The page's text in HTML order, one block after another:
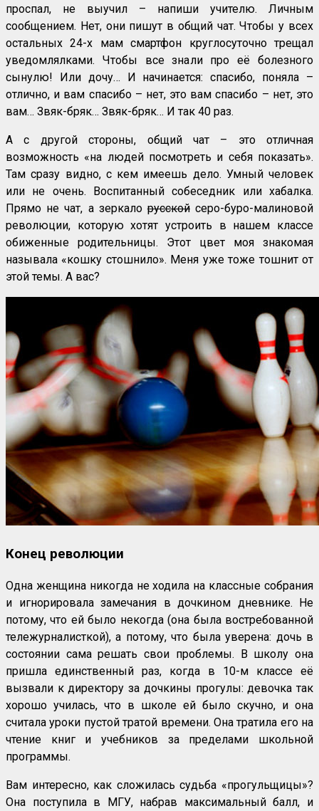
проспал, не выучил – напиши учителю. Личным
сообщением. Нет, они пишут в общий чат. Чтобы у всех
остальных 24-х мам смартфон круглосуточно трещал
уведомлялками. Чтобы все знали про её болезного
сынулю! Или дочу… И начинается: спасибо, поняла –
отлично, и вам спасибо – нет, это вам спасибо – нет, это
вам… Звяк-бряк… Звяк-бряк… И так 40 раз.
А с другой стороны, общий чат – это отличная
возможность «на людей посмотреть и себя показать».
Там сразу видно, с кем имеешь дело. Умный человек
или не очень. Воспитанный собеседник или хабалка.
Прямо не чат, а зеркалорусскойсеро-буро-малиновой
революции, которую хотят устроить в нашем классе
обиженные родительницы. Этот цвет моя знакомая
называла «кошку стошнило». Меня уже тоже тошнит от
этой темы. А вас?
Конец революции
Одна женщина никогда не ходила на классные собрания
и игнорировала замечания в дочкином дневнике. Не
потому, что ей было некогда (она была востребованной
тележурналисткой), а потому, что была уверена: дочь в
состоянии сама решать свои проблемы. В школу она
пришла единственный раз, когда в 10-м классе её
вызвали к директору за дочкины прогулы: девочка так
хорошо училась, что в школе ей было скучно, и она
считала уроки пустой тратой времени. Она тратила его на
чтение книг и учебников за пределами школьной
программы.
Вам интересно, как сложилась судьба «прогульщицы»?
Она поступила в МГУ, набрав максимальный балл, и